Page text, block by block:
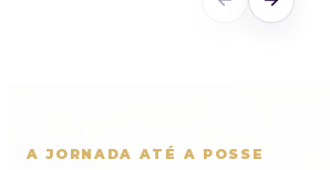
A JORNADA ATÉ A POSSE